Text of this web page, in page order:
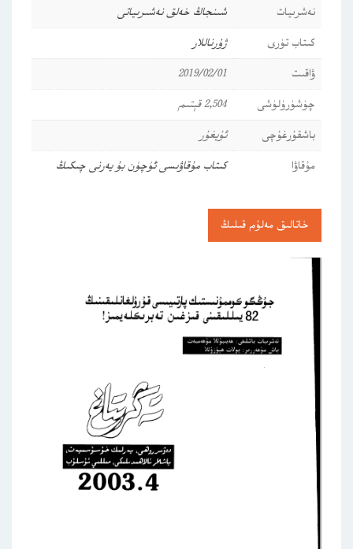
نەشرىيات
شىنجاڭ خەلق نەشىرىياتى
كىتاب تۈرى
ژۇرناللار
ۋاقىت
2019/02/01
چۈشۈرۈلۈشى
2,504 قېتىم
باشقۇرغۇچى
ئۇيغۇر
مۇقاۋا
كىتاب مۇقاۋىسى ئۈچۈن بۇ يەرنى چىكىڭ
خاتالىق مەلۇم قىلىڭ